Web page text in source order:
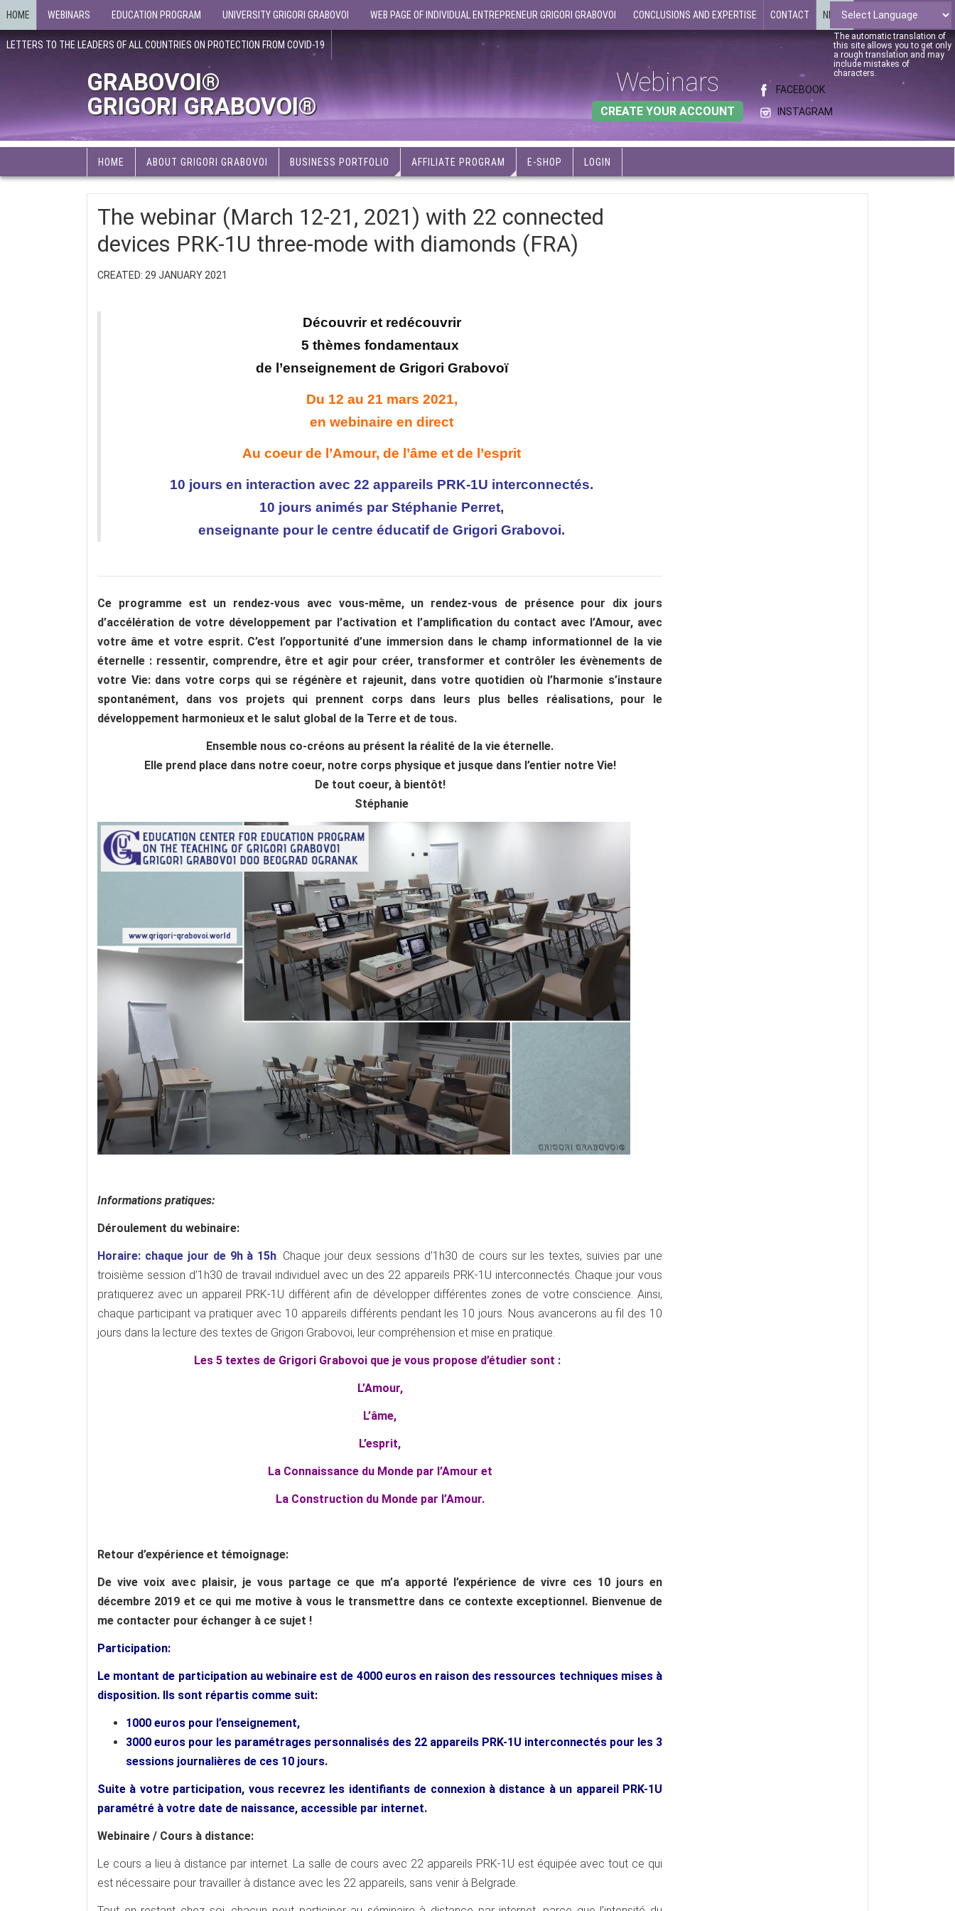
HOME WEBINARS EDUCATION PROGRAM UNIVERSITY GRIGORI GRABOVOI WEB PAGE OF INDIVIDUAL ENTREPRENEUR GRIGORI GRABOVOI CONCLUSIONS AND EXPERTISE CONTACT NEWS
LETTERS TO THE LEADERS OF ALL COUNTRIES ON PROTECTION FROM COVID-19
The automatic translation of
this site allows you to get only
a rough translation and may
include mistakes of
characters.
GRABOVOI®
GRIGORI GRABOVOI®
FACEBOOK
INSTAGRAM
Webinars
CREATE YOUR ACCOUNT
HOME ABOUT GRIGORI GRABOVOI BUSINESS PORTFOLIO AFFILIATE PROGRAM E-SHOP LOGIN
The webinar (March 12-21, 2021) with 22 connected
devices PRK-1U three-mode with diamonds (FRA)
CREATED: 29 JANUARY 2021
Découvrir et redécouvrir
5 thèmes fondamentaux
de l’enseignement de Grigori Grabovoï
Du 12 au 21 mars 2021,
en webinaire en direct
Au coeur de l’Amour, de l’âme et de l’esprit
10 jours en interaction avec 22 appareils PRK-1U interconnectés.
10 jours animés par Stéphanie Perret,
enseignante pour le centre éducatif de Grigori Grabovoi.
Ce programme est un rendez-vous avec vous-même, un rendez-vous de présence pour dix jours
d’accélération de votre développement par l’activation et l’amplification du contact avec l’Amour, avec
votre âme et votre esprit. C’est l’opportunité d’une immersion dans le champ informationnel de la vie
éternelle : ressentir, comprendre, être et agir pour créer, transformer et contrôler les évènements de
votre Vie: dans votre corps qui se régénère et rajeunit, dans votre quotidien où l’harmonie s’instaure
spontanément, dans vos projets qui prennent corps dans leurs plus belles réalisations, pour le
développement harmonieux et le salut global de la Terre et de tous.
Ensemble nous co-créons au présent la réalité de la vie éternelle.
Elle prend place dans notre coeur, notre corps physique et jusque dans l’entier notre Vie!
De tout coeur, à bientôt!
Stéphanie
Informations pratiques:
Déroulement du webinaire:
Horaire: chaque jour de 9h à 15h. Chaque jour deux sessions d’1h30 de cours sur les textes, suivies par une
troisième session d’1h30 de travail individuel avec un des 22 appareils PRK-1U interconnectés. Chaque jour vous
pratiquerez avec un appareil PRK-1U différent afin de développer différentes zones de votre conscience. Ainsi,
chaque participant va pratiquer avec 10 appareils différents pendant les 10 jours. Nous avancerons au fil des 10
jours dans la lecture des textes de Grigori Grabovoi, leur compréhension et mise en pratique.
Les 5 textes de Grigori Grabovoi que je vous propose d’étudier sont :
L’Amour,
L’âme,
L’esprit,
La Connaissance du Monde par l’Amour et
La Construction du Monde par l’Amour.
Retour d’expérience et témoignage:
De vive voix avec plaisir, je vous partage ce que m’a apporté l’expérience de vivre ces 10 jours en
décembre 2019 et ce qui me motive à vous le transmettre dans ce contexte exceptionnel. Bienvenue de
me contacter pour échanger à ce sujet !
Participation:
Le montant de participation au webinaire est de 4000 euros en raison des ressources techniques mises à
disposition. Ils sont répartis comme suit:
1000 euros pour l’enseignement,
3000 euros pour les paramétrages personnalisés des 22 appareils PRK-1U interconnectés pour les 3
sessions journalières de ces 10 jours.
Suite à votre participation, vous recevrez les identifiants de connexion à distance à un appareil PRK-1U
paramétré à votre date de naissance, accessible par internet.
Webinaire / Cours à distance:
Le cours a lieu à distance par internet. La salle de cours avec 22 appareils PRK-1U est équipée avec tout ce qui
est nécessaire pour travailler à distance avec les 22 appareils, sans venir à Belgrade.